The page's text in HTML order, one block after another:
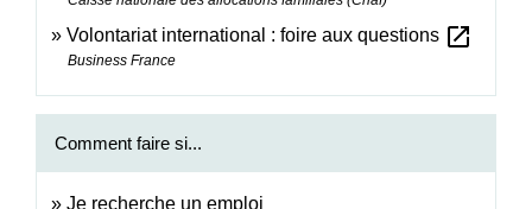
Volontariat international : foire aux questions open_in_new
Business France
Comment faire si...
Je recherche un emploi